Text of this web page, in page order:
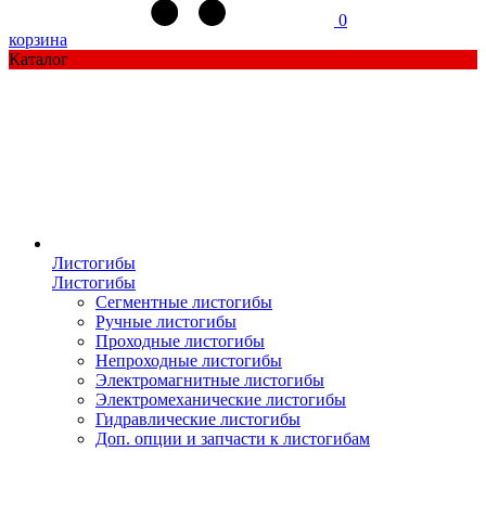
0
корзина
Каталог
Листогибы
Листогибы
Сегментные листогибы
Ручные листогибы
Проходные листогибы
Непроходные листогибы
Электромагнитные листогибы
Электромеханические листогибы
Гидравлические листогибы
Доп. опции и запчасти к листогибам